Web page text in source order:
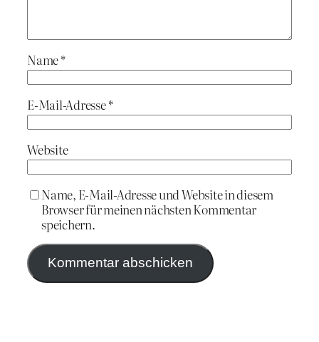
Name*
E-Mail-Adresse*
Website
Name, E-Mail-Adresse und Website in diesem
Browser für meinen nächsten Kommentar
speichern.